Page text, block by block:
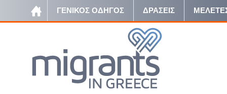
ΓΕΝΙΚΟΣ ΟΔΗΓΟΣ ΔΡΑΣΕΙΣ